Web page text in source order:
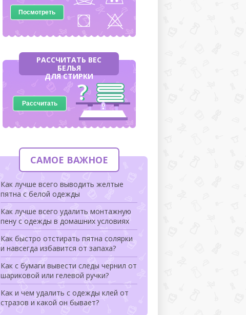
Посмотреть
РАССЧИТАТЬ ВЕС
БЕЛЬЯ
ДЛЯ СТИРКИ
Рассчитать
САМОЕ ВАЖНОЕ
Как лучше всего выводить желтые
пятна с белой одежды
Как лучше всего удалить монтажную
пену с одежды в домашних условиях
Как быстро отстирать пятна солярки
и навсегда избавится от запаха?
Как с бумаги вывести следы чернил от
шариковой или гелевой ручки?
Как и чем удалить с одежды клей от
стразов и какой он бывает?